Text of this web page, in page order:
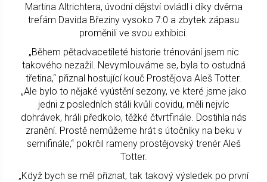
Martina Altrichtera, úvodní dějství ovládl i díky dvěma
trefám Davida Březiny vysoko 7:0 a zbytek zápasu
proměnili ve svou exhibici.
„Během pětadvacetileté historie trénování jsem nic
takového nezažil. Nevymlouváme se, byla to ostudná
třetina,“ přiznal hostující kouč Prostějova Aleš Totter.
„Ale bylo to nějaké vyústění sezony, ve které jsme jako
jedni z posledních stáli kvůli covidu, měli nejvíc
dohrávek, hráli předkolo, těžké čtvrtfinále. Dostihla nás
zranění. Prostě nemůžeme hrát s útočníky na beku v
semifinále,“ pokrčil rameny prostějovský trenér Aleš
Totter.
„Když bych se měl přiznat, tak takový výsledek po první